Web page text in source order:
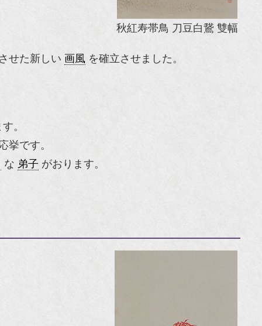
秋紅寿帯鳥 刀豆白鵞 雙幅
せた新しい 画風 を確立させました。
。
挙です。
な 弟子 がおります。